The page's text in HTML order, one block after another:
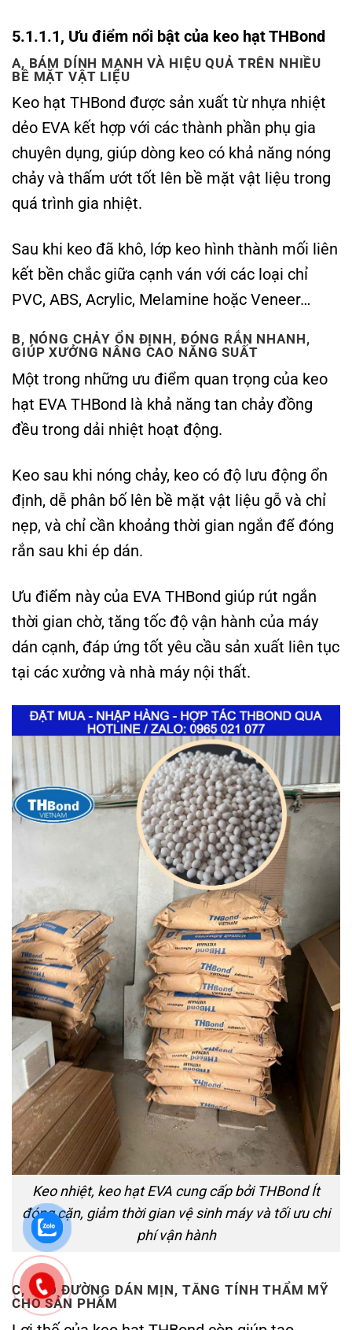
5.1.1.1, Ưu điểm nổi bật của keo hạt THBond
A, BÁM DÍNH MẠNH VÀ HIỆU QUẢ TRÊN NHIỀU
BỀ MẶT VẬT LIỆU
Keo hạt THBond được sản xuất từ nhựa nhiệt
dẻo EVA kết hợp với các thành phần phụ gia
chuyên dụng, giúp dòng keo có khả năng nóng
chảy và thấm ướt tốt lên bề mặt vật liệu trong
quá trình gia nhiệt.
Sau khi keo đã khô, lớp keo hình thành mối liên
kết bền chắc giữa cạnh ván với các loại chỉ
PVC, ABS, Acrylic, Melamine hoặc Veneer…
B, NÓNG CHẢY ỔN ĐỊNH, ĐÓNG RẮN NHANH,
GIÚP XƯỞNG NÂNG CAO NĂNG SUẤT
Một trong những ưu điểm quan trọng của keo
hạt EVA THBond là khả năng tan chảy đồng
đều trong dải nhiệt hoạt động.
Keo sau khi nóng chảy, keo có độ lưu động ổn
định, dễ phân bố lên bề mặt vật liệu gỗ và chỉ
nẹp, và chỉ cần khoảng thời gian ngắn để đóng
rắn sau khi ép dán.
Ưu điểm này của EVA THBond giúp rút ngắn
thời gian chờ, tăng tốc độ vận hành của máy
dán cạnh, đáp ứng tốt yêu cầu sản xuất liên tục
tại các xưởng và nhà máy nội thất.
Keo nhiệt, keo hạt EVA cung cấp bởi THBond Ít
đóng cặn, giảm thời gian vệ sinh máy và tối ưu chi
phí vận hành
C, TẠO ĐƯỜNG DÁN MỊN, TĂNG TÍNH THẨM MỸ
CHO SẢN PHẨM